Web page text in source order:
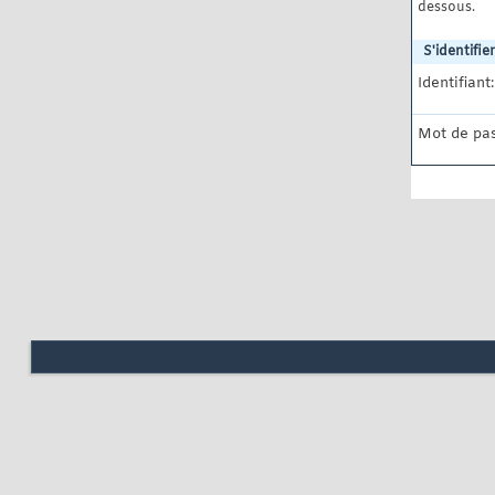
dessous.
S'identifier
Identifiant:
Mot de